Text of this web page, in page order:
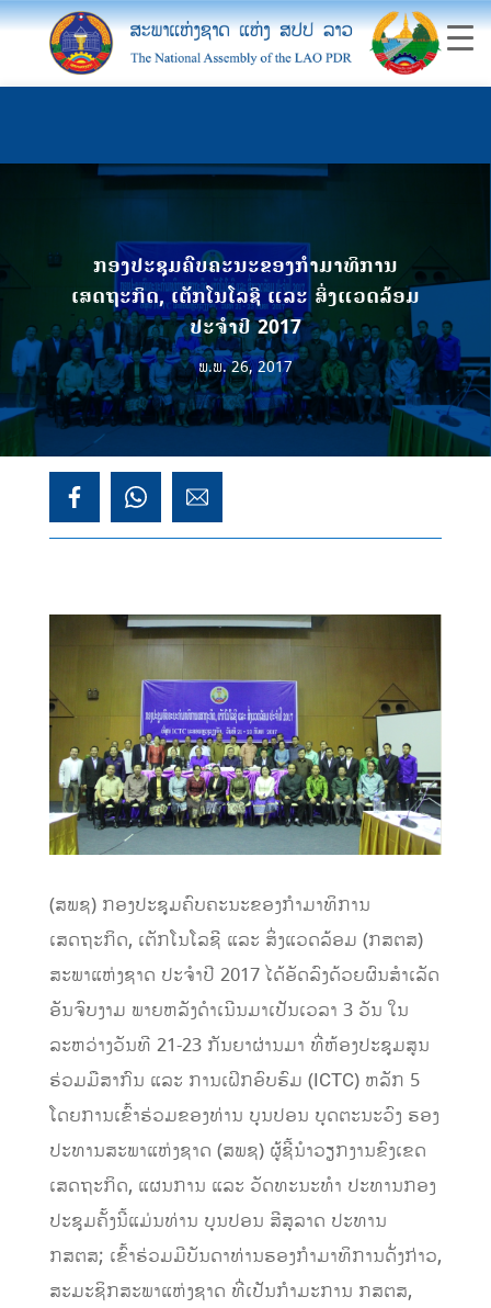
ກອງປະຊຸມຄົບຄະນະຂອງກຳມາທິການ
ເສດຖະກິດ, ເຕັກໂນໂລຊີ ແລະ ສິ່ງແວດລ້ອມ
ປະຈຳປີ 2017
ພ.ພ. 26, 2017
(ສພຊ) ກອງ​ປະຊຸມ​ຄົບ​ຄະນະ​ຂອງ​ກຳມາ​ທິການ​
ເສດຖະກິດ, ​ເຕັກ​ໂນ​ໂລ​ຊີ ​ແລະ ສິ່ງ​ແວດ​ລ້ອມ (ກສຕສ)
ສະພາ​ແຫ່ງ​ຊາດ ປະຈຳ​ປີ 2017 ໄດ້ອັດລົງດ້ວຍຜົນສຳເລັດ
ອັນຈົບງາມ ພາຍຫລັງດຳເນີນມາເປັນເວລາ 3 ວັນ ໃນ
ລະຫວ່າງ​ວັນ​ທີ 21-23 ກັນຍາ​ຜ່ານ​ມາ ທີ່​ຫ້​ອງປະຊຸມ​ສູນ​
ຮ່ວມ​ມື​ສາກົນ ​ແລະ ການ​ເຝິກອົບຮົ​ມ (ICTC) ຫລັກ 5 ​​ ​
ໂດຍ​ການເຂົ້າຮ່ວມຂອງທ່ານ ບຸນປອນ ບຸດຕະນະວົງ ຮອງ
ປະທານສະພາແຫ່ງຊາດ (ສພຊ) ຜູ້ຊີ້ນຳວຽກງານຂົງເຂດ
ເສດຖະກິດ, ແຜນການ ແລະ ວັດທະນະທຳ ​​ປະ​ທານກອງ​
ປະ​ຊຸມ​ຄັ້ງ​ນີ້​ແມ່ນທ່ານ ບຸນ​ປອນ​ ສີ​ສຸລາ​ດ ປະທານ​
ກສຕສ; ​ເຂົ້າ​ຮ່ວມ​ມີ​ບັນດາທ່ານຮອງກຳມາທິການດັ່ງກ່າວ,
ສະມະ​ຊິກ​ສະພາ​ແຫ່ງ​ຊາດ ທີ່​​ເປັນ​ກຳມະການ​ ກສຕສ,